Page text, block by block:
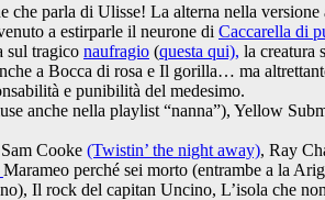
parla di Ulisse! La alterna nella
a estirparle il neurone di Caccarella di
sul tragico naufragio (questa qui), la creatura
a Bocca di rosa e Il gorilla… ma
e punibilità del medesimo.
anche nella playlist “nanna”), Yellow
Cooke (Twistin’ the night away), Ray
Marameo perché sei morto (entrambe a la
Il rock del capitan Uncino, L’isola che